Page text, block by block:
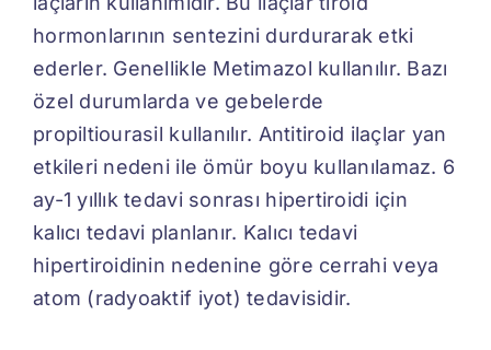
hormonlarının sentezini durdurarak etki
ederler. Genellikle Metimazol kullanılır. Bazı
özel durumlarda ve gebelerde
propiltiourasil kullanılır. Antitiroid ilaçlar yan
etkileri nedeni ile ömür boyu kullanılamaz. 6
ay-1 yıllık tedavi sonrası hipertiroidi için
kalıcı tedavi planlanır. Kalıcı tedavi
hipertiroidinin nedenine göre cerrahi veya
atom (radyoaktif iyot) tedavisidir.